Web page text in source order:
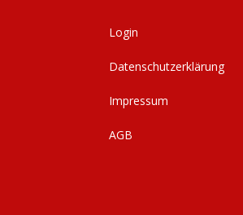
Login
Datenschutzerklärung
Impressum
AGB